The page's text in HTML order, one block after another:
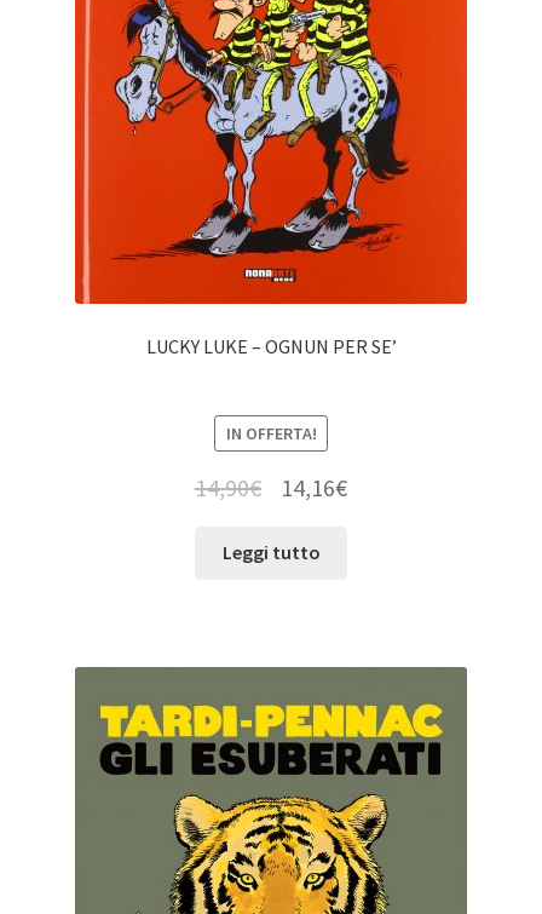
LUCKY LUKE – OGNUN PER SE’
IN OFFERTA!
14,90€ 14,16€
Leggi tutto